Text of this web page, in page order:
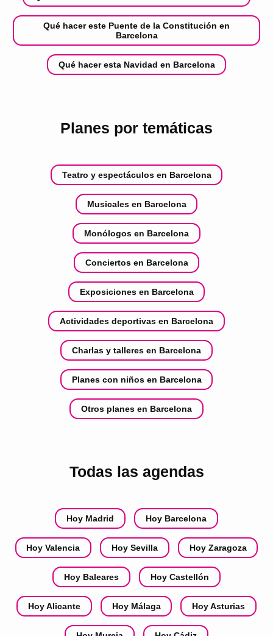
Qué hacer este Puente de la Constitución en
Barcelona
Qué hacer esta Navidad en Barcelona
Planes por temáticas
Teatro y espectáculos en Barcelona
Musicales en Barcelona
Monólogos en Barcelona
Conciertos en Barcelona
Exposiciones en Barcelona
Actividades deportivas en Barcelona
Charlas y talleres en Barcelona
Planes con niños en Barcelona
Otros planes en Barcelona
Todas las agendas
Hoy Madrid Hoy Barcelona
Hoy Valencia Hoy Sevilla Hoy Zaragoza
Hoy Baleares Hoy Castellón
Hoy Alicante Hoy Málaga Hoy Asturias